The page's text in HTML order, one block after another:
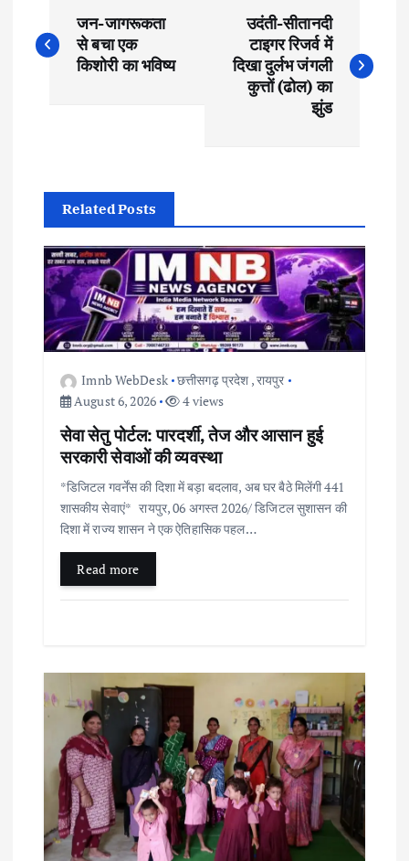
o
n
a
v
g
जन-जागरूकता
से बचा एक
किशोरी का भविष्य
उदंती-सीतानदी
टाइगर रिजर्व में
दिखा दुर्लभ जंगली
कुत्तों (ढोल) का
झुंड
Related Posts
Imnb WebDesk छत्तीसगढ़ प्रदेश ,रायपुर
August 6, 2026
4 views
सेवा सेतु पोर्टल: पारदर्शी, तेज और आसान हुई
सरकारी सेवाओं की व्यवस्था
*डिजिटल गवर्नेंस की दिशा में बड़ा बदलाव, अब घर बैठे मिलेंगी 441
शासकीय सेवाएं* रायपुर, 06 अगस्त 2026/ डिजिटल सुशासन की
दिशा में राज्य शासन ने एक ऐतिहासिक पहल…
Read more